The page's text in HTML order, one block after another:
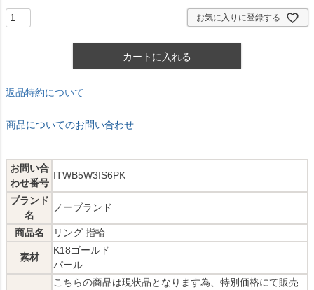
お気に入りに登録する
カートに入れる
返品特約について
商品についてのお問い合わせ
お問い合
わせ番号
ITWB5W3IS6PK
ブランド
名
ノーブランド
商品名 リング 指輪
素材
K18ゴールド
パール
こちらの商品は現状品となります為、特別価格にて販売